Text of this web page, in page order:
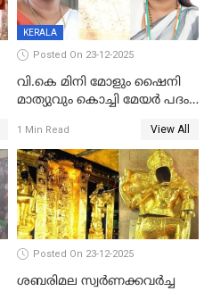
KERALA
Posted On 23-12-2025
വി.കെ മിനി മോളും ഷൈനി
മാത്യുവും കൊച്ചി മേയർ പദം
മേയറാകില്ല
1 Min Read View All
Posted On 23-12-2025
ശബരിമല സ്വര്‍ണക്കവര്‍ച്ച